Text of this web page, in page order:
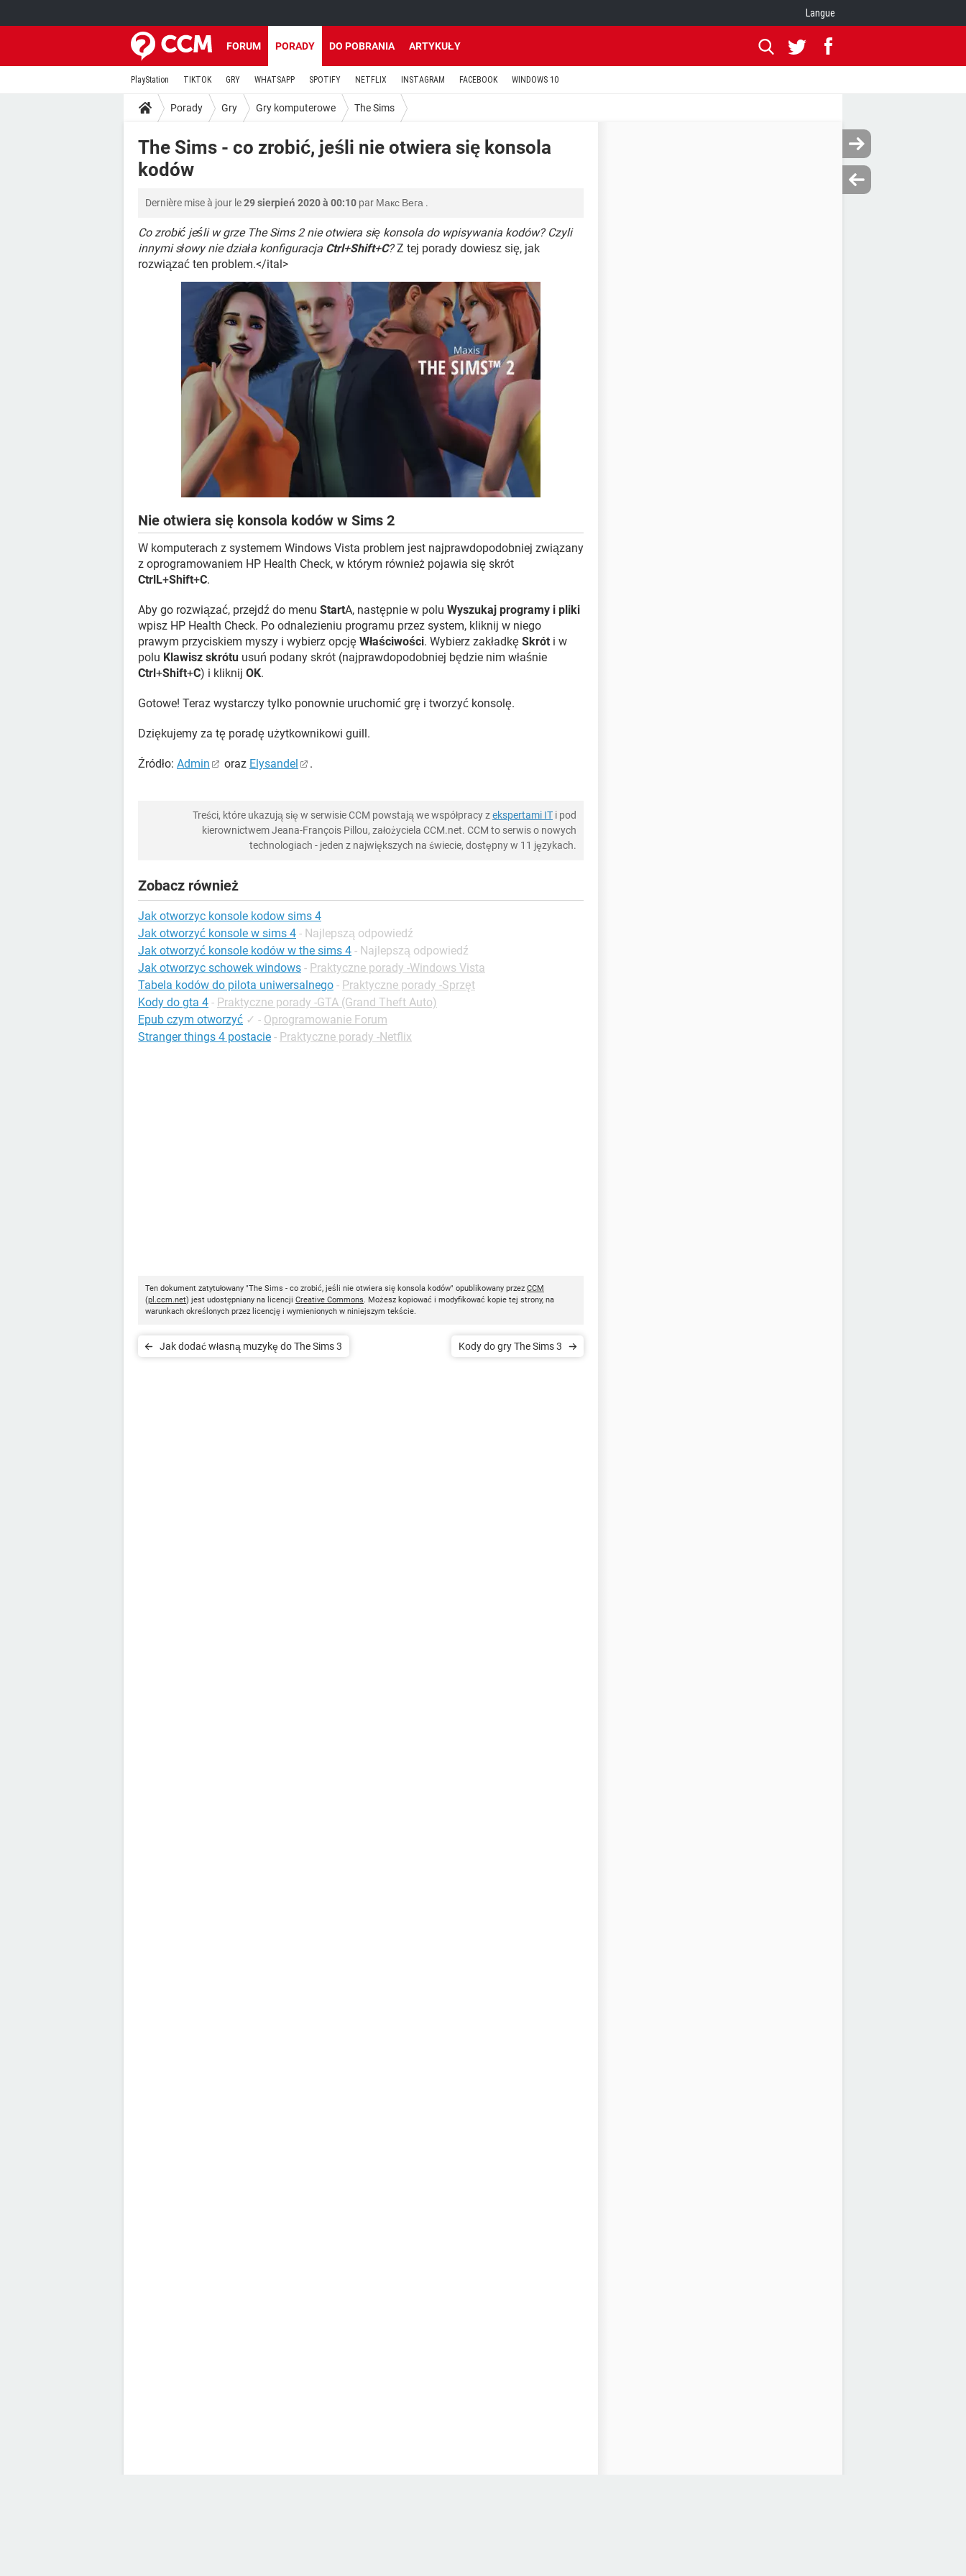
Langue
FORUM PORADY DO POBRANIA ARTYKUŁY
PlayStation TIKTOK GRY WHATSAPP SPOTIFY NETFLIX INSTAGRAM FACEBOOK WINDOWS 10
Porady Gry Gry komputerowe The Sims
The Sims - co zrobić, jeśli nie otwiera się konsola
kodów
Dernière mise à jour le29 sierpień 2020 à 00:10 par Макс Вега .
Co zrobić jeśli w grze The Sims 2 nie otwiera się konsola do wpisywania kodów? Czyli
innymi słowy nie działa konfiguracja Ctrl+Shift+C?Z tej porady dowiesz się, jak
rozwiązać ten problem.</ital>
Nie otwiera się konsola kodów w Sims 2
W komputerach z systemem Windows Vista problem jest najprawdopodobniej związany
z oprogramowaniem HP Health Check, w którym również pojawia się skrót
CtrlL+Shift+C.
Aby go rozwiązać, przejdź do menu StartA, następnie w polu Wyszukaj programy i pliki
wpisz HP Health Check. Po odnalezieniu programu przez system, kliknij w niego
prawym przyciskiem myszy i wybierz opcję Właściwości. Wybierz zakładkę Skrót i w
polu Klawisz skrótu usuń podany skrót (najprawdopodobniej będzie nim właśnie
Ctrl +Shift+C) i kliknij OK.
Gotowe! Teraz wystarczy tylko ponownie uruchomić grę i tworzyć konsolę.
Dziękujemy za tę poradę użytkownikowi guill.
Źródło: Admin oraz Elysandel .
Treści, które ukazują się w serwisie CCM powstają we współpracy zekspertami IT i pod
kierownictwem Jeana-François Pillou, założyciela CCM.net. CCM to serwis o nowych
technologiach - jeden z największych na świecie, dostępny w 11 językach.
Zobacz również
Jak otworzyc konsole kodow sims 4
Jak otworzyć konsole w sims 4 - Najlepszą odpowiedź
Jak otworzyć konsole kodów w the sims 4 - Najlepszą odpowiedź
Jak otworzyc schowek windows - Praktyczne porady -Windows Vista
Tabela kodów do pilota uniwersalnego - Praktyczne porady -Sprzęt
Kody do gta 4 - Praktyczne porady -GTA (Grand Theft Auto)
Epub czym otworzyć ✓ - Oprogramowanie Forum
Stranger things 4 postacie - Praktyczne porady -Netflix
Ten dokument zatytułowany "The Sims - co zrobić, jeśli nie otwiera się konsola kodów" opublikowany przez CCM
(pl.ccm.net) jest udostępniany na licencji Creative Commons. Możesz kopiować i modyfikować kopie tej strony, na
warunkach określonych przez licencję i wymienionych w niniejszym tekście.
Jak dodać własną muzykę do The Sims 3 Kody do gry The Sims 3